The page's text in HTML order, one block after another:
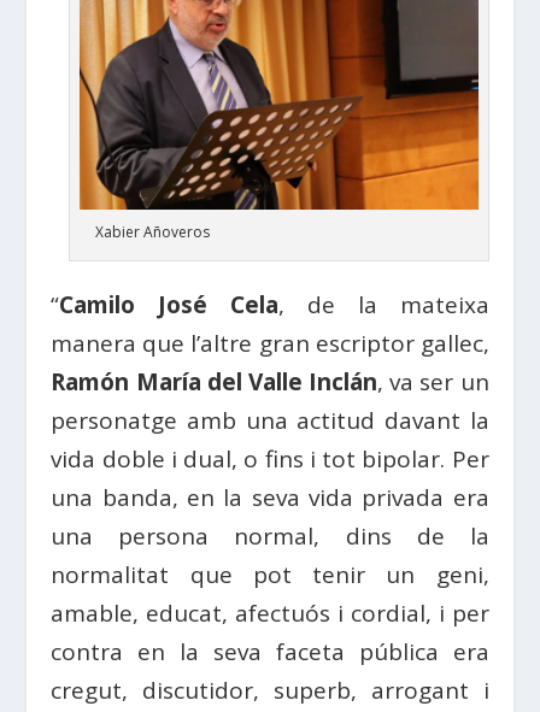
Xabier Añoveros
“Camilo José Cela, de la mateixa
manera que l’altre gran escriptor gallec,
Ramón María del Valle Inclán, va ser un
personatge amb una actitud davant la
vida doble i dual, o fins i tot bipolar. Per
una banda, en la seva vida privada era
una persona normal, dins de la
normalitat que pot tenir un geni,
amable, educat, afectuós i cordial, i per
contra en la seva faceta pública era
cregut, discutidor, superb, arrogant i